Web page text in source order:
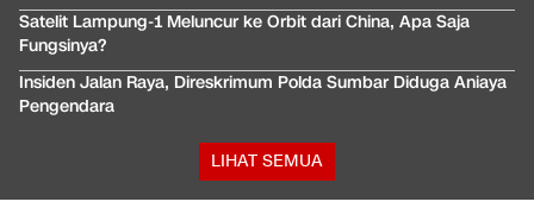
Satelit Lampung-1 Meluncur ke Orbit dari China, Apa Saja
Fungsinya?
Insiden Jalan Raya, Direskrimum Polda Sumbar Diduga Aniaya
Pengendara
LIHAT SEMUA